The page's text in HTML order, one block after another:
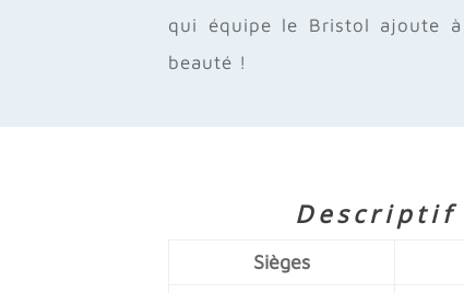
qui équipe le Bristol ajoute
beauté !
Sièges